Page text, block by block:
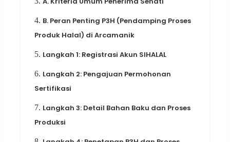
4. B. Peran Penting P3H (Pendamping Proses
Produk Halal) di Arcamanik
5. Langkah 1: Registrasi Akun SIHALAL
6. Langkah 2: Pengajuan Permohonan
Sertifikasi
7. Langkah 3: Detail Bahan Baku dan Proses
Produksi